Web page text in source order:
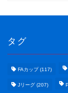
タグ
FAカップ(117)
Jリーグ (207)